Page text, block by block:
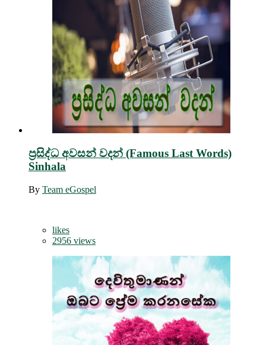
ප්‍රසිද්ධ අවසන් වදන් (Famous Last Words)
Sinhala
By Team eGospel
likes
2956 views